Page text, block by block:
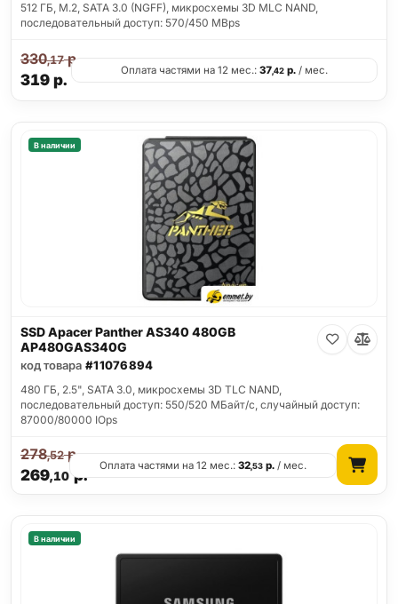
512 ГБ, M.2, SATA 3.0 (NGFF), микросхемы 3D MLC NAND,
последовательный доступ: 570/450 MBps
319р.
330,17р.
Оплата частями на 12 мес.: 37,42р./ мес.
В наличии
SSD Apacer Panther AS340 480GB
AP480GAS340G
код товара #11076894
480 ГБ, 2.5", SATA 3.0, микросхемы 3D TLC NAND,
последовательный доступ: 550/520 МБайт/с, случайный доступ:
87000/80000 IOps
269,10р.
278,52р.
Оплата частями на 12 мес.:32,53 р. / мес.
В наличии